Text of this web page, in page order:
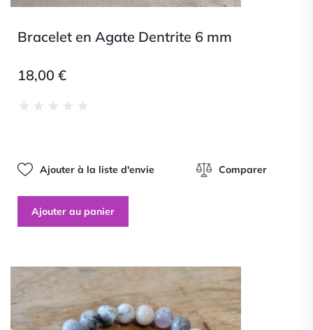
Bracelet en Agate Dentrite 6 mm
18,00 €
★ ★ ★ ★ ★
Ajouter à la liste d'envie Comparer
Ajouter au panier